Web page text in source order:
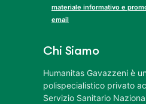
materiale informativo e
email
Chi Siamo
Humanitas Gavazzeni è
polispecialistico privato
Servizio Sanitario